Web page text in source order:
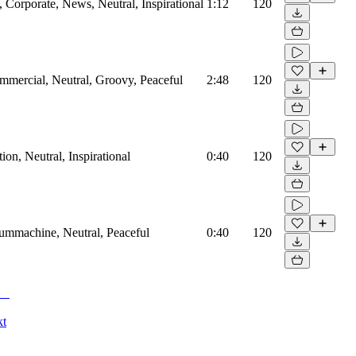
Corporate, News, Neutral, Inspirational 1:12 120
Neutral, Groovy, Peaceful 2:48 120
Neutral, Inspirational 0:40 120
Neutral, Peaceful 0:40 120